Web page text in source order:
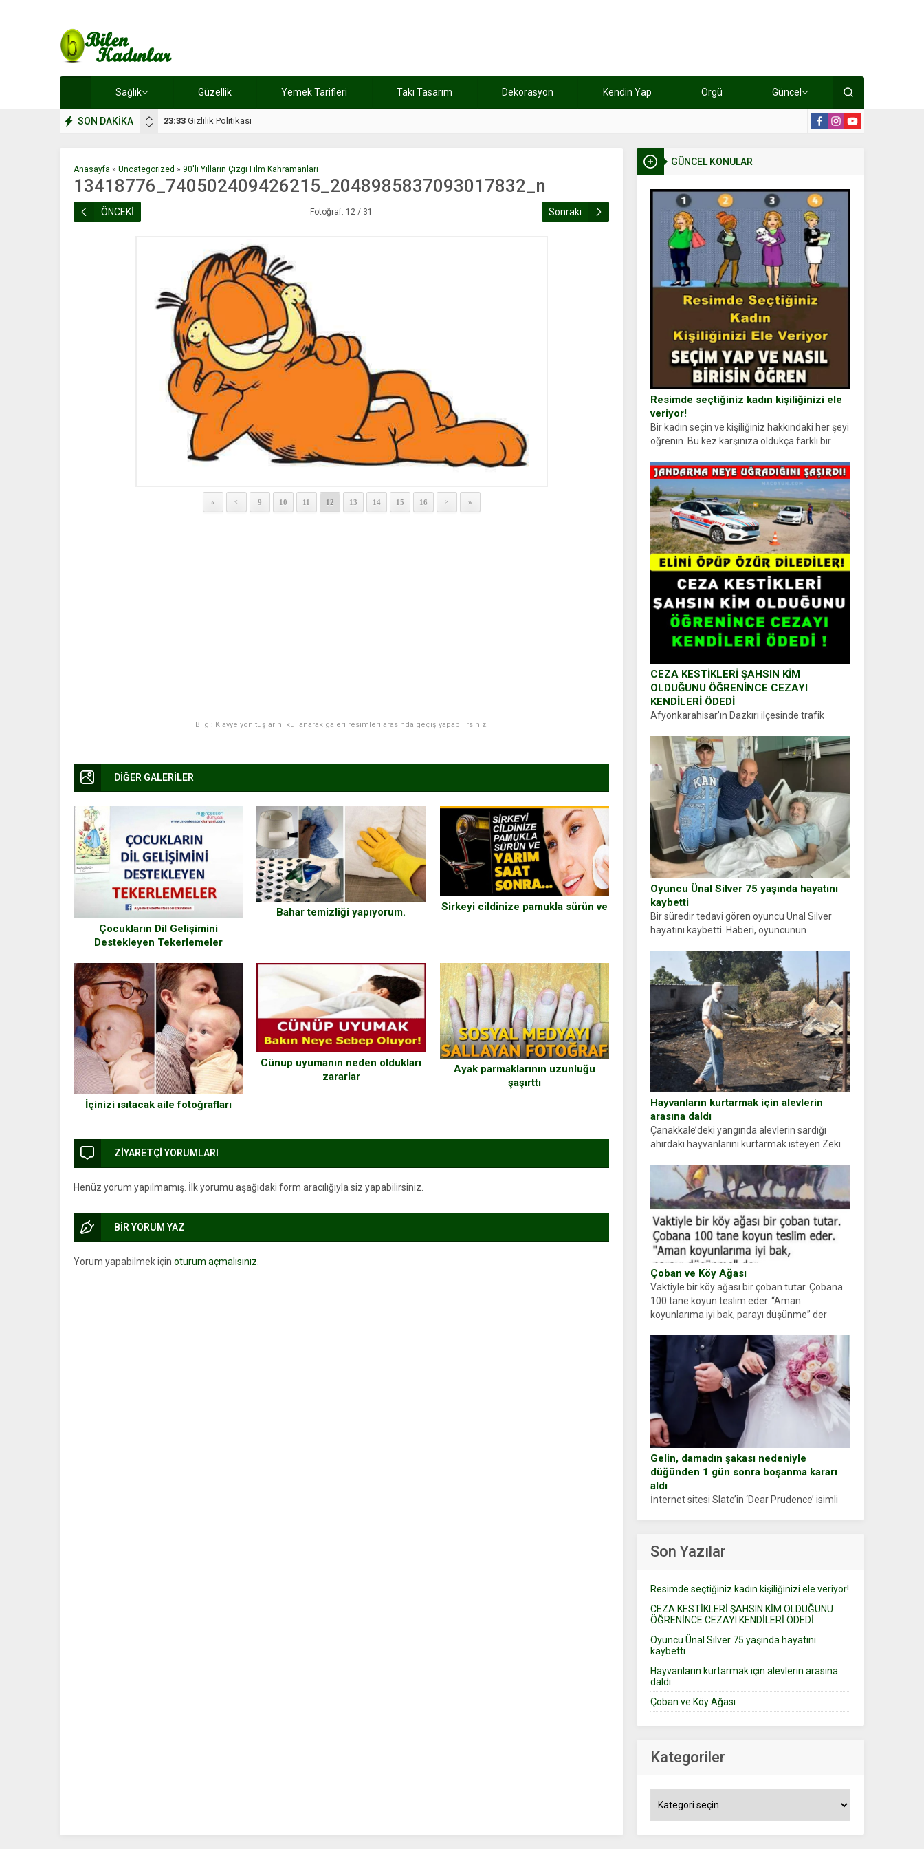
Sağlık Güzellik Yemek Tarifleri Takı Tasarım Dekorasyon Kendin Yap Örgü Güncel
SON DAKİKA 17:08 Dilan, düğününe 5 gün kala hayatını kaybetti
GÜNCEL KONULAR
Resimde seçtiğiniz kadın kişiliğinizi ele
veriyor!
Bir kadın seçin ve kişiliğiniz hakkındaki her şeyi
öğrenin. Bu kez karşınıza oldukça farklı bir
kadın figürlerinden dikkatinizi en...
CEZA KESTİKLERİ ŞAHSIN KİM
OLDUĞUNU ÖĞRENİNCE CEZAYI
KENDİLERİ ÖDEDİ
Afyonkarahisar’ın Dazkırı ilçesinde trafik
durdurdukları bir otomobilin sürücüsünden
ehliyet ve ruhsat sorup belgelerini istedi.
Sürücü Abdurrahman Ö.nün verdiği evraklarda
eksik olduğunu...
Oyuncu Ünal Silver 75 yaşında hayatını
kaybetti
Bir süredir tedavi gören oyuncu Ünal Silver
hayatını kaybetti. Haberi, oyuncunun
sosyal medya hesabında “Usta Oyuncumuz ve
çok değerli dostumuz...
Hayvanların kurtarmak için alevlerin
arasına daldı
Çanakkale’deki yangında alevlerin sardığı
ahırdaki hayvanlarını kurtarmak isteyen Zeki
ellerinde yanıklar oluşan Demir, kâbus dolu
anları anlattı… Merkeze bağlı...
Çoban ve Köy Ağası
Vaktiyle bir köy ağası bir çoban tutar. Çobana
100 tane koyun teslim eder. “Aman
koyunlarıma iyi bak, parayı düşünme” der
Gelin, damadın şakası nedeniyle
düğünden 1 gün sonra boşanma kararı
aldı
İnternet sitesi Slate’in ‘Dear Prudence’ isimli
Son Yazılar
Resimde seçtiğiniz kadın kişiliğinizi ele veriyor!
CEZA KESTİKLERİ ŞAHSIN KİM OLDUĞUNU
ÖĞRENİNCE CEZAYI KENDİLERİ ÖDEDİ
Oyuncu Ünal Silver 75 yaşında hayatını
kaybetti
Hayvanların kurtarmak için alevlerin arasına
daldı
Çoban ve Köy Ağası
Kategoriler
Anasayfa » Uncategorized » 90'lı Yılların Çizgi Film Kahramanları
13418776_740502409426215_2048985837093017832_n
ÖNCEKİ Fotoğraf: 12 / 31 Sonraki
« < 9 10 11 12 13 14 15 16 > »
Bilgi: Klavye yön tuşlarını kullanarak galeri resimleri arasında geçiş yapabilirsiniz.
DİĞER GALERİLER
Çocukların Dil Gelişimini
Destekleyen Tekerlemeler
Bahar temizliği yapıyorum. Sirkeyi cildinize pamukla sürün ve
İçinizi ısıtacak aile fotoğrafları
Cünup uyumanın neden oldukları
zararlar
Ayak parmaklarının uzunluğu
şaşırttı
ZİYARETÇİ YORUMLARI
Henüz yorum yapılmamış. İlk yorumu aşağıdaki form aracılığıyla siz yapabilirsiniz.
BİR YORUM YAZ
Yorum yapabilmek için oturum açmalısınız